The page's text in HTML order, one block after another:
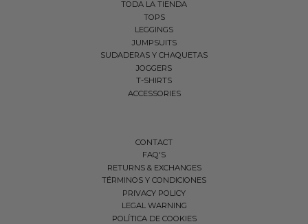
TODA LA TIENDA
TOPS
LEGGINGS
JUMPSUITS
SUDADERAS Y CHAQUETAS
JOGGERS
T-SHIRTS
ACCESSORIES
CONTACT
FAQ'S
RETURNS & EXCHANGES
TÉRMINOS Y CONDICIONES
PRIVACY POLICY
LEGAL WARNING
POLÍTICA DE COOKIES